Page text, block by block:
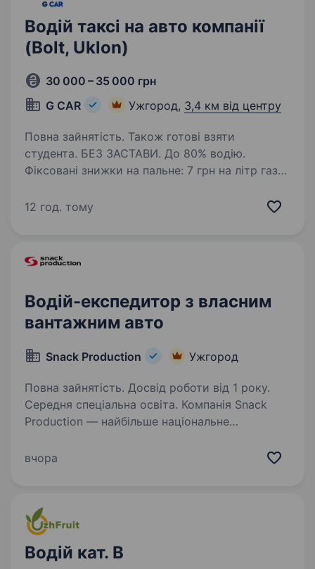
Водій таксі на авто компанії
(Bolt, Uklon)
30 000 – 35 000 грн
G CAR
Ужгород, 3,4 км від центру
Повна зайнятість. Також готові взяти
студента. БЕЗ ЗАСТАВИ. До 80% водію.
Фіксовані знижки на пальне: 7 грн на літр газу і
ОДИН водій на авто. Автопарк «G CAR» шукає
12 год. тому
Водій-експедитор з власним
вантажним авто
Snack Production Ужгород
Повна зайнятість. Досвід роботи від 1 року.
Середня спеціальна освіта. Компанія Snack
Production — найбільше національне
(ТМ Флінт, Хуторок, Морські, Сан Санич, Big
вчора
Водій кат. B